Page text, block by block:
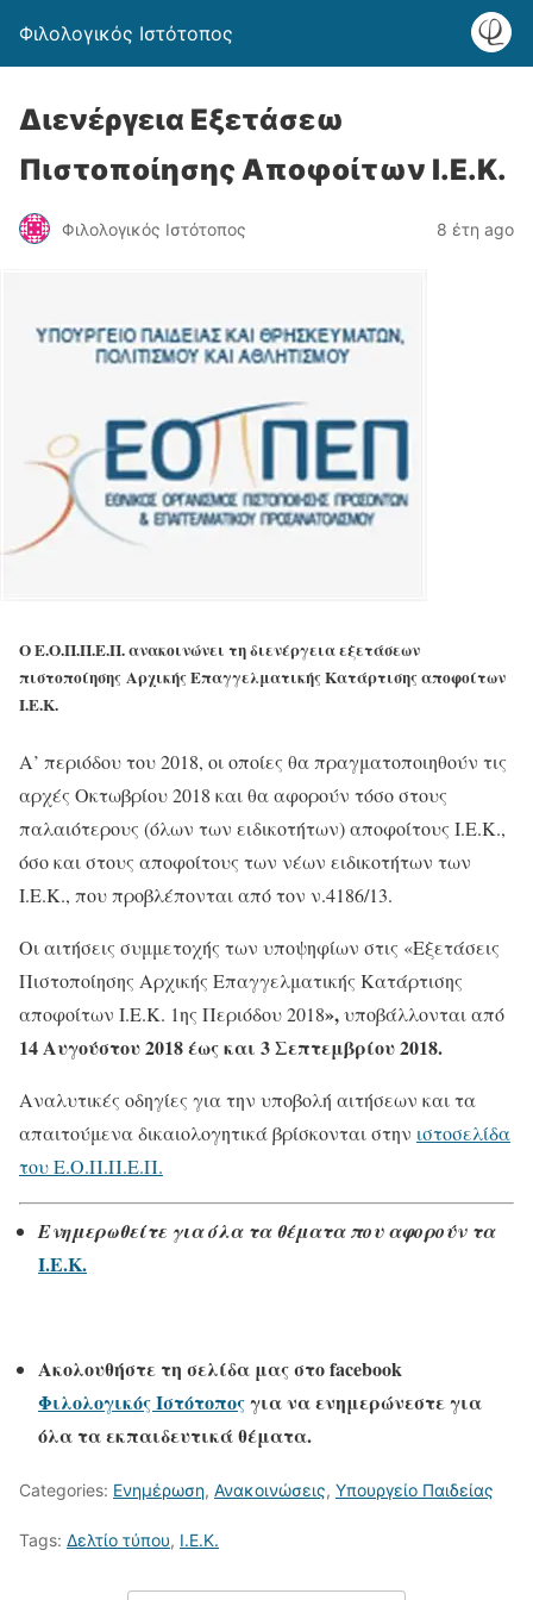
Φιλολογικός Ιστότοπος
Διενέργεια Εξετάσεω
Πιστοποίησης Αποφοίτων Ι.Ε.Κ.
Φιλολογικός Ιστότοπος 8 έτη ago
Ο Ε.Ο.Π.Π.Ε.Π. ανακοινώνει τη διενέργεια εξετάσεων
πιστοποίησης Αρχικής Επαγγελματικής Κατάρτισης αποφοίτων
Ι.Ε.Κ.
Α’ περιόδου του 2018, οι οποίες θα πραγματοποιηθούν τις
αρχές Οκτωβρίου 2018 και θα αφορούν τόσο στους
παλαιότερους (όλων των ειδικοτήτων) αποφοίτους Ι.Ε.Κ.,
όσο και στους αποφοίτους των νέων ειδικοτήτων των
Ι.Ε.Κ., που προβλέπονται από τον ν.4186/13.
Οι αιτήσεις συμμετοχής των υποψηφίων στις «Εξετάσεις
Πιστοποίησης Αρχικής Επαγγελματικής Κατάρτισης
αποφοίτων Ι.Ε.Κ. 1ης Περιόδου 2018»,υποβάλλονται από
14 Αυγούστου 2018 έως και 3 Σεπτεμβρίου 2018.
Αναλυτικές οδηγίες για την υποβολή αιτήσεων και τα
απαιτούμενα δικαιολογητικά βρίσκονται στην ιστοσελίδα
του Ε.Ο.Π.Π.Ε.Π.
Ενημερωθείτε για όλα τα θέματα που αφορούν τα
Ι.Ε.Κ.
Ακολουθήστε τη σελίδα μας στοfacebook
Φιλολογικός Ιστότοποςγια να ενημερώνεστε για
όλα τα εκπαιδευτικά θέματα.
Categories: Ενημέρωση, Ανακοινώσεις, Υπουργείο Παιδείας
Tags: Δελτίο τύπου, Ι.Ε.Κ.